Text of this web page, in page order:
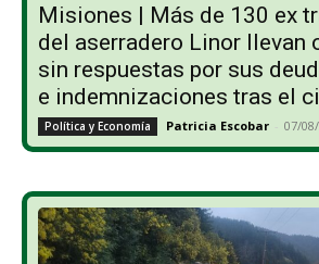
Misiones | Más de 130 ex
del aserradero Linor llevan
sin respuestas por sus
e indemnizaciones tras el
Política y Economía Patricia Escobar - 07/